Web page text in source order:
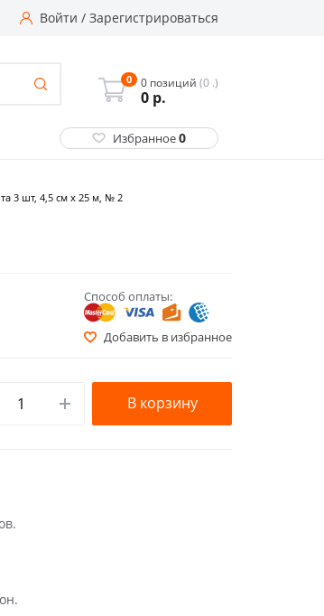
Войти / Зарегистрироваться
0 0 позиций (0 .)
0 р.
Избранное0
3 шт, 4,5 см х 25 м, № 2
Способ оплаты:
Добавить в избранное
В корзину